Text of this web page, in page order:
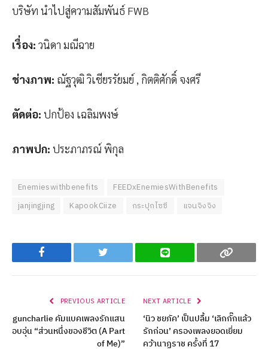
บริษัท นำไปสู่ความสัมพันธ์ FWB
เรื่อง: วนิดา มณีฉาย
ช่างภาพ: ณัฐวุฒิ วิเชียรรัยมย์ , กิตติศักดิ์ จงศรี
ตัดต่อ: ปกป้อง เฉลิมพงษ์
ภาพปก: ประภาภรณ์ พิกุล
Enemieswithbenefits
FEEDxEnemiesWithBenefits
janjingjing
KapookCiize กระปุกไซซี แจนจิงจิง
Facebook Twitter Line Copy
PREVIOUS ARTICLE
guncharlie คัมแบคเพลงรักแสน
อบอุ่น “ส่วนหนึ่งของชีวิต (A Part
of Me)”
NEXT ARTICLE
‘นิว ชยภัค’ เป็นปลื้ม ‘เลิกกั๊กแล้ว
รักก่อน’ ครองเพลงยอดเยี่ยม
คว้านาฏราช ครั้งที่ 17